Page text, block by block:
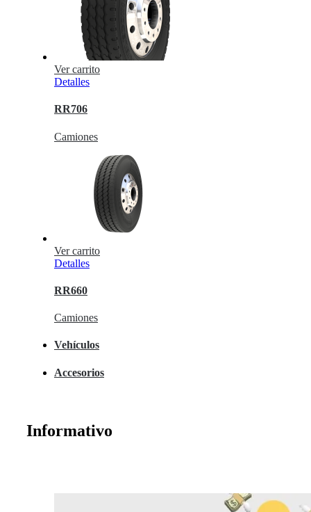
Ver carrito
Detalles
RR706
Camiones
Ver carrito
Detalles
RR660
Camiones
Vehículos
Accesorios
Informativo